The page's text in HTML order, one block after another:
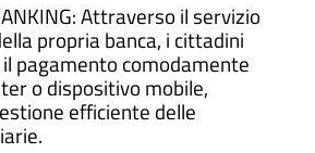
Attraverso il servizio
propria banca, i cittadini
pagamento comodamente
o dispositivo mobile,
efficiente delle